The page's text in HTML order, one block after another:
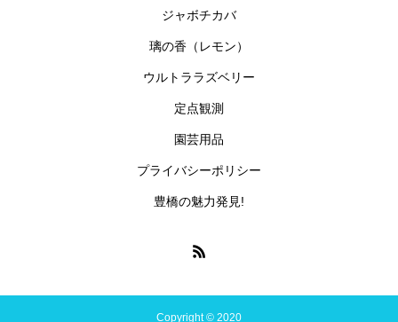
ジャボチカバ
璃の香（レモン）
ウルトララズベリー
定点観測
園芸用品
プライバシーポリシー
豊橋の魅力発見!
Copyright © 2020